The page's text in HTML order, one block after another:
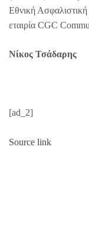
Εθνική
εταιρία CGC
Νίκος Τσάδαρης
[ad_2]
Source link